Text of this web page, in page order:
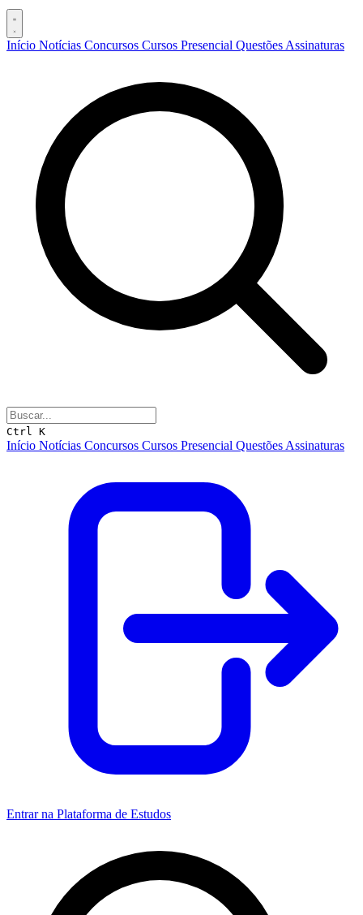
Início Notícias Concursos Cursos Presencial Questões Assinaturas
Ctrl K
Início Notícias Concursos Cursos Presencial Questões Assinaturas
Entrar na Plataforma de Estudos